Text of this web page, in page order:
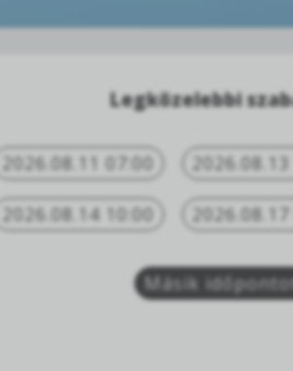
Legközelebbi
2026.08.11 07:00 2026.08.13
2026.08.14 10:00 2026.08.17
Másik